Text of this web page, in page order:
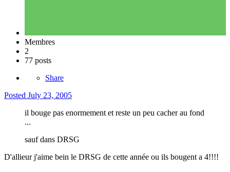
Membres
2
77 posts
Share
Posted July 23, 2005
il bouge pas enormement et reste un peu cacher au fond
...
sauf dans DRSG
D'allieur j'aime bein le DRSG de cette année ou ils bougent a 4!!!!